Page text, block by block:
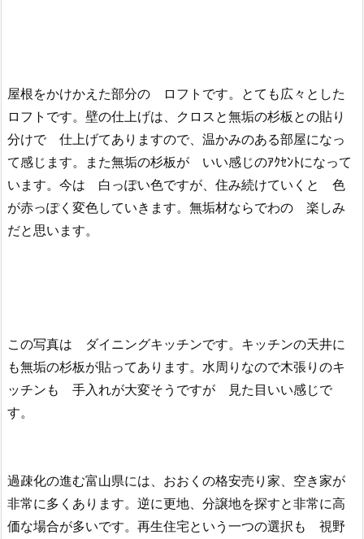
屋根をかけかえた部分の ロフトです。とても広々とした
ロフトです。壁の仕上げは、クロスと無垢の杉板との貼り
分けで 仕上げてありますので、温かみのある部屋になっ
て感じます。また無垢の杉板が いい感じのｱｸｾﾝﾄになって
います。今は 白っぽい色ですが、住み続けていくと 色
が赤っぽく変色していきます。無垢材ならでわの 楽しみ
だと思います。
この写真は ダイニングキッチンです。キッチンの天井に
も無垢の杉板が貼ってあります。水周りなので木張りのキ
ッチンも 手入れが大変そうですが 見た目いい感じで
す。
過疎化の進む富山県には、おおくの格安売り家、空き家が
非常に多くあります。逆に更地、分譲地を探すと非常に高
価な場合が多いです。再生住宅という一つの選択も 視野